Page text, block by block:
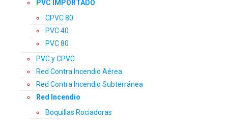
PVC IMPORTADO
CPVC 80
PVC 40
PVC 80
PVC y CPVC
Red Contra Incendio Aérea
Red Contra Incendio Subterránea
Red Incendio
Boquillas Rociadoras